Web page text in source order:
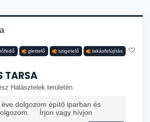
glettelő szigetelő lakásfelújítás
TARSA
Halásztelek területén
dolgozom építő iparban és
Írjon vagy hívjon